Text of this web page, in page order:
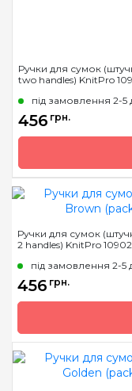
Ручки для сумок
two handles) KnitPro
під замовлення 2-5
456 грн.
Країна виробник
Ручки для сумок
2 handles) KnitPro 10902
під замовлення 2-5
456 грн.